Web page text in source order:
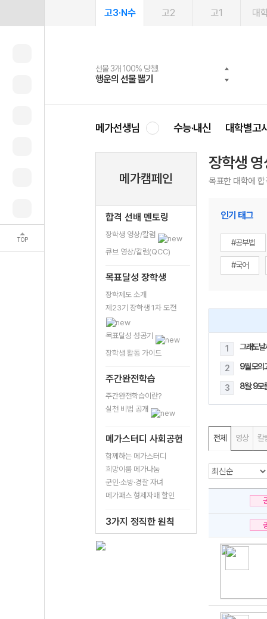
TOP
고3·N수 고2 고1 대
선물 3개 100% 당첨!
행운의 선물 뽑기
선물 100% 증정!
메가스터디 X 올리브
여름방학 스터디 캐시백
메가런 썸머스쿨
2027 러셀 단과
강사 공개선발
스마트러닝앱
설문 EVENT
메가패스
3일 무료 체험권
메가패스 수강생 무료혜택!
메가클럽 멤버십
사회공헌 캠페인
희망이룸 메가나눔
메가선생님 수능·내신 대학별고
메가캠페인
합격 선배 멘토링
장학생 영상/칼럼
큐브 영상/칼럼(QCC)
목표달성 장학생
장학제도 소개
제23기 장학생 1차 도전
목표달성 성공기
장학생 활동 가이드
주간완전학습
주간완전학습이란?
실천 비법 공개
메가스터디 사회공헌
함께하는 메가스터디
희망이룸 메가나눔
군인·소방·경찰 자녀
메가패스 형제자매 할인
3가지 정직한 원칙
장학생
목표한 대학에
인기 태그
#공부법
#국어
1 그래도날
2 9월 모의
3 8월: 9모
전체 영상 칼